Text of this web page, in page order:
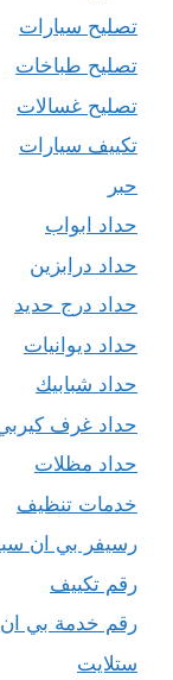
تصليح سيارات
تصليح طباخات
تصليح غسالات
تكييف سيارات
حبر
حداد ابواب
حداد درابزين
حداد درج حديد
حداد ديوانيات
حداد شبابيك
حداد غرف
حداد مظلات
خدمات تنظيف
رسيفر بي ان
رقم تكييف
رقم خدمة بي
ستلايت